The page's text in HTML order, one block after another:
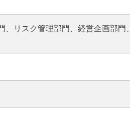
リスク管理部門、経営企画部門、